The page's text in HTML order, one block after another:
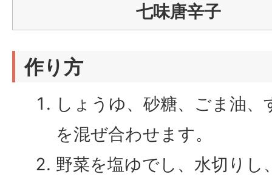
七味唐辛子
作り方
しょうゆ、砂糖、ごま油
を混ぜ合わせます。
野菜を塩ゆでし、水切りし